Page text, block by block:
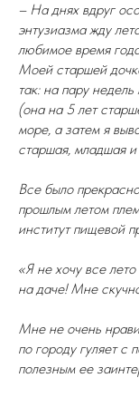
– На днях вдруг
энтузиазма жду
любимое время
Моей старшей
так: на пару
(она на 5 лет
море, а затем я
старшая, младшая
Все было
прошлым летом
институт пищевой
«Я не хочу все
на даче! Мне
Мне не очень
по городу гуляет
полезным ее